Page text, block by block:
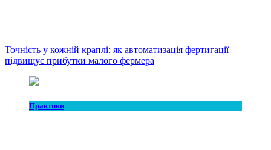
Точність у кожній краплі: як автоматизація фертигації
підвищує прибутки малого фермера
Практики